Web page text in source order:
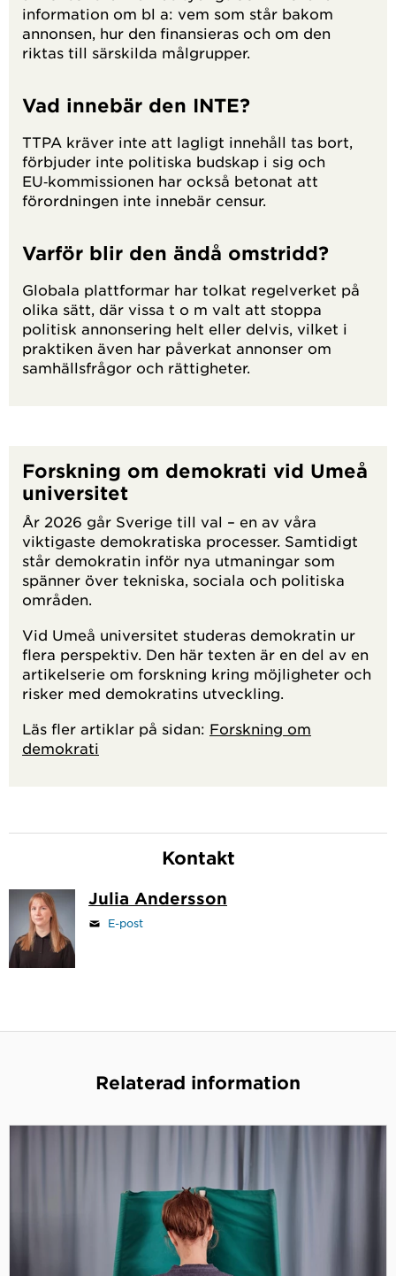
information om bl a: vem som står bakom
annonsen, hur den finansieras och om den
riktas till särskilda målgrupper.
Vad innebär den INTE?
TTPA kräver inte att lagligt innehåll tas bort,
förbjuder inte politiska budskap i sig och
EU‑kommissionen har också betonat att
förordningen inte innebär censur.
Varför blir den ändå omstridd?
Globala plattformar har tolkat regelverket på
olika sätt, där vissa t o m valt att stoppa
politisk annonsering helt eller delvis, vilket i
praktiken även har påverkat annonser om
samhällsfrågor och rättigheter.
Forskning om demokrati vid Umeå
universitet
År 2026 går Sverige till val – en av våra
viktigaste demokratiska processer. Samtidigt
står demokratin inför nya utmaningar som
spänner över tekniska, sociala och politiska
områden.
Vid Umeå universitet studeras demokratin ur
flera perspektiv. Den här texten är en del av en
artikelserie om forskning kring möjligheter och
risker med demokratins utveckling.
Läs fler artiklar på sidan: Forskning om
demokrati
Kontakt
Julia Andersson
E-post
Relaterad information